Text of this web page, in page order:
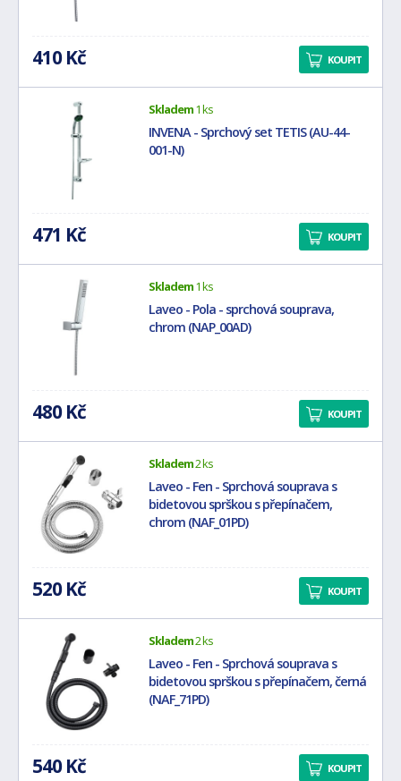
410 Kč KOUPIT
Skladem1 ks
INVENA - Sprchový set TETIS (AU-44-
001-N)
471 Kč KOUPIT
Skladem1 ks
Laveo - Pola - sprchová souprava,
chrom (NAP_00AD)
480 Kč KOUPIT
Skladem2 ks
Laveo - Fen - Sprchová souprava s
bidetovou sprškou s přepínačem,
chrom (NAF_01PD)
520 Kč KOUPIT
Skladem2 ks
Laveo - Fen - Sprchová souprava s
bidetovou sprškou s přepínačem, černá
(NAF_71PD)
540 Kč KOUPIT